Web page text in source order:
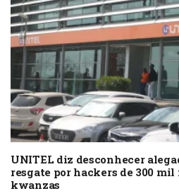
UNITEL diz desconhecer
resgate por hackers de 300
kwanzas